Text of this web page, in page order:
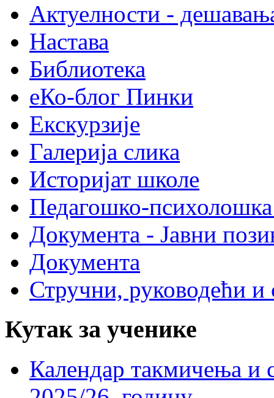
Актуелности -
Настава
Библиотека
еКо-блог Пинки
Екскурзије
Галерија слика
Историјат школе
Педагошко-психолошка
Документа - Јавни
Документа
Стручни, руководећи и
Кутак за ученике
Календар такмичења